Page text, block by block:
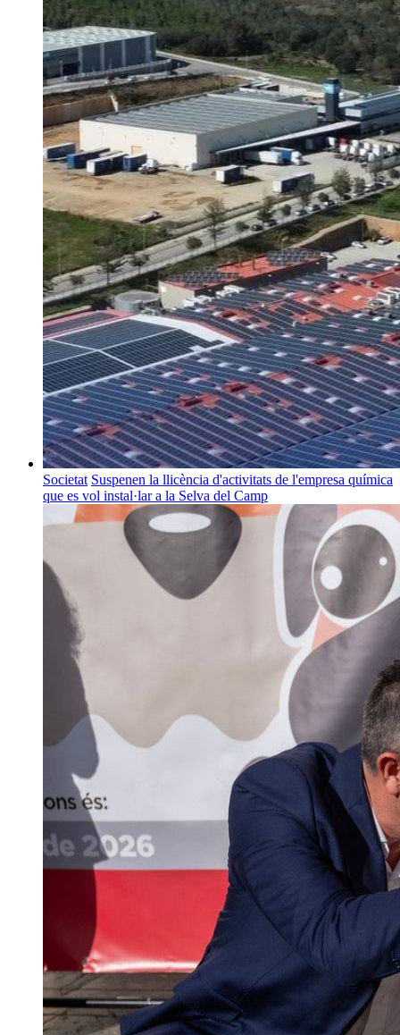
Societat Suspenen la llicència d'activitats de l'empresa química
que es vol instal·lar a la Selva del Camp